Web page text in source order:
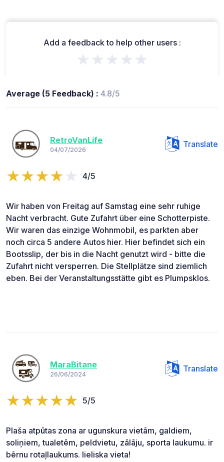
Add a feedback to help other users :
★★★★★
Average (5 Feedback) : 4.8/5
RetroVanLife
04/07/2026
Translate
4/5
Wir haben von Freitag auf Samstag eine sehr ruhige
Nacht verbracht. Gute Zufahrt über eine Schotterpiste.
Wir waren das einzige Wohnmobil, es parkten aber
noch circa 5 andere Autos hier. Hier befindet sich ein
Bootsslip, der bis in die Nacht genutzt wird - bitte die
Zufahrt nicht versperren. Die Stellplätze sind ziemlich
eben. Bei der Veranstaltungsstätte gibt es Plumpsklos.
MaraBitane
26/06/2024
Translate
5/5
Plaša atpūtas zona ar ugunskura vietām, galdiem,
soliņiem, tualetēm, peldvietu, zālāju, sporta laukumu. ir
bērnu rotaļlaukums. lieliska vieta!